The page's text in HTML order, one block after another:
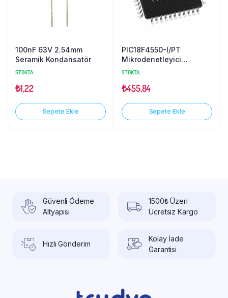
100nF 63V 2.54mm
Seramik Kondansatör
STOKTA
₺1,22
Sepete Ekle
PIC18F4550-I/PT
Mikrodenetleyici
TQFP44
STOKTA
₺455,84
Sepete Ekle
Güvenli Ödeme
Altyapısı
1500₺ Üzeri
Ücretsiz Kargo
Hızlı Gönderim
Kolay İade
Garantisi